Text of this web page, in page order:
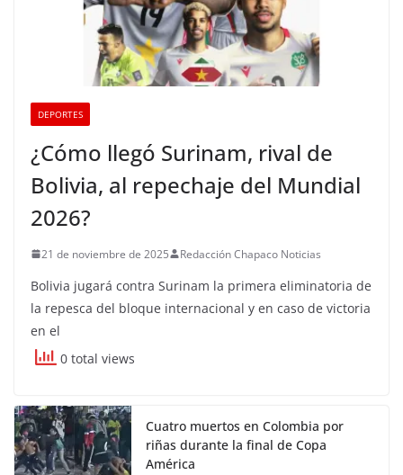
DEPORTES
¿Cómo llegó Surinam, rival de
Bolivia, al repechaje del Mundial
2026?
21 de noviembre de 2025 Redacción Chapaco Noticias
Bolivia jugará contra Surinam la primera eliminatoria de
la repesca del bloque internacional y en caso de victoria
en el
0 total views
Cuatro muertos en Colombia por
riñas durante la final de Copa
América